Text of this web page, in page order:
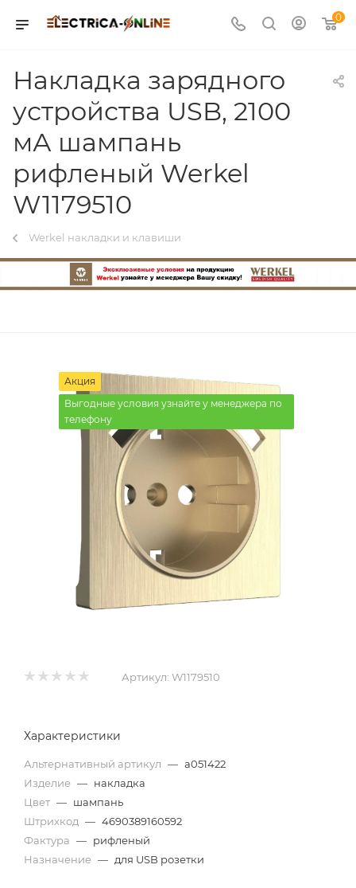
0
Накладка зарядного
устройства USB, 2100
мА шампань
рифленый Werkel
W1179510
Werkel накладки и клавиши
Акция
Выгодные условия узнайте у менеджера по
телефону
Артикул: W1179510
Характеристики
Альтернативный артикул — a051422
Изделие — накладка
Цвет — шампань
Штрихкод — 4690389160592
Фактура — рифленый
Назначение — для USB розетки